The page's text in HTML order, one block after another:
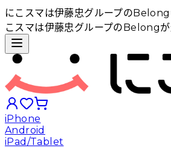
にこスマは伊藤忠グループの
こスマは伊藤忠グループのBelong
iPhone
Android
iPad/Tablet